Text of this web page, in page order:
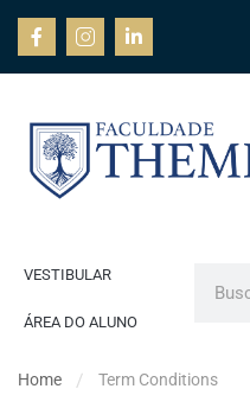
VESTIBULAR
ÁREA DO ALUNO
Home Term Conditions